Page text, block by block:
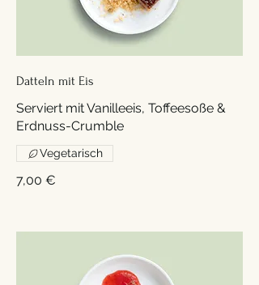
Datteln mit Eis
Serviert mit Vanilleeis, Toffeesoße &
Erdnuss-Crumble
7,00 €
Vegetarisch